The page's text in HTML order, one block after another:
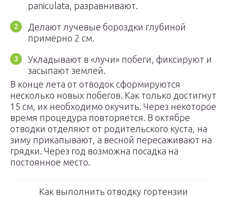
paniculata, разравнивают.
Делают лучевые бороздки глубиной
примерно 2 см.
Укладывают в «лучи» побеги, фиксируют и
засыпают землей.
В конце лета от отводок сформируются
несколько новых побегов. Как только достигнут
15 см, их необходимо окучить. Через некоторое
время процедура повторяется. В октябре
отводки отделяют от родительского куста, на
зиму прикапывают, а весной пересаживают на
грядки. Через год возможна посадка на
постоянное место.
Как выполнить отводку гортензии